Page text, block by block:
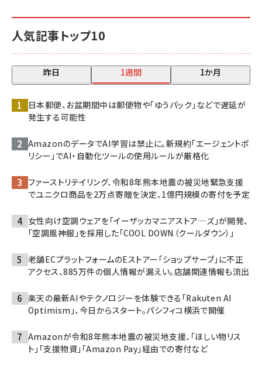
人気記事トップ10
昨日 1週間 1か月
日本郵便、お盆期間中は郵便物や「ゆうパック」などで遅延が
発生する可能性
AmazonのデータでAI学習は禁止に。新規約「エージェントポ
リシー」でAI・自動化ツールの使用ルールが厳格化
ファーストリテイリング、令和8年熊本地震の被災地緊急支援
でユニクロ商品を2万点寄贈を決定、1億円規模の寄付を予定
女性向け空調ウェアを「イーザッカマニアストア―ズ」が開発、
「空調風神服」を採用した「COOL DOWN（クールダウン）」
老舗ECプラットフォームのEストアー「ショップサーブ」に不正
アクセス、885万件の個人情報が漏えい。店舗関連情報も流出
楽天の最新AIやテクノロジーを体験できる「Rakuten AI
Optimism」、今日からスタート。パシフィコ横浜で開催
Amazonが令和8年熊本地震の被災地支援、「ほしい物リス
ト」「支援物資」「Amazon Pay」経由での寄付など